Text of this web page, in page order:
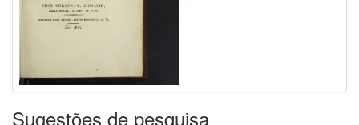
Sugestões de pesquisa